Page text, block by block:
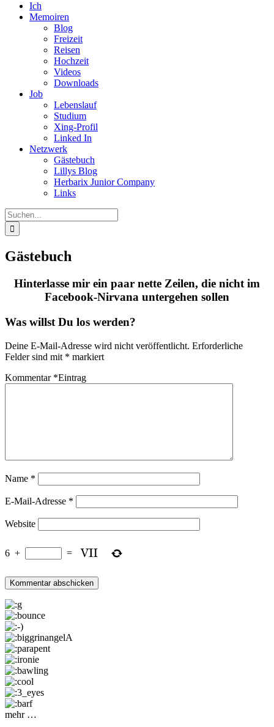
Ich
Memoiren
Blog
Freizeit
Reisen
Hochzeit
Videos
Downloads
Job
Lebenslauf
Studium
Xing-Profil
Linked In
Netzwerk
Gästebuch
Lillys Blog
Herbarix Junior Company
Links
Suche
nach:
Gästebuch
Hinterlasse mir ein paar nette Zeilen, die nicht im
Facebook-Nirvana untergehen sollen
Was willst Du los werden?
Deine E-Mail-Adresse wird nicht veröffentlicht. Erforderliche
Felder sind mit * markiert
Kommentar *Eintrag
Name *
E-Mail-Adresse *
Website
6 + =
mehr …